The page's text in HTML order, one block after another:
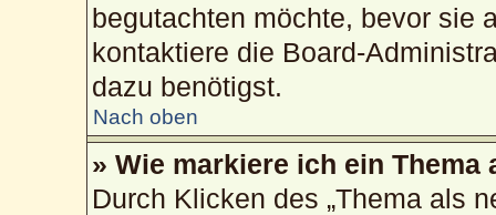
begutachten möchte, bevor sie
kontaktiere die Board-
dazu benötigst.
Nach oben
» Wie markiere ich ein Thema
Durch Klicken des „Thema als